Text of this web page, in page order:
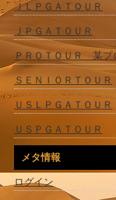
ＪＬＰＧＡＴＯＵＲ
ＪＰＧＡＴＯＵＲ
ＰＲＯＴＯＵＲ 某プ
ＳＥＮＩＯＲＴＯＵＲ
ＵＳＬＰＧＡＴＯＵＲ
ＵＳＰＧＡＴＯＵＲ
メタ情報
ログイン